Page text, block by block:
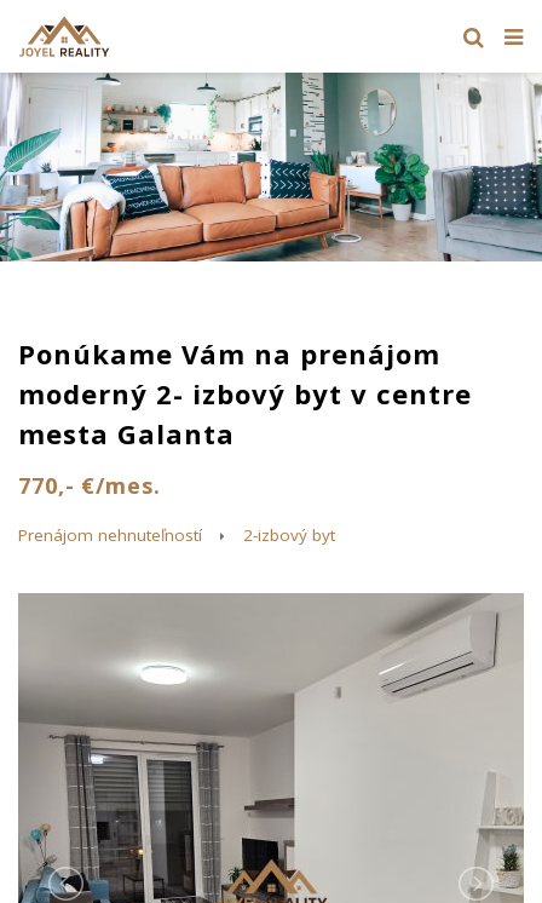
Ponúkame Vám na prenájom
moderný 2- izbový byt v centre
mesta Galanta
770,- €/mes.
Prenájom nehnuteľností 2-izbový byt